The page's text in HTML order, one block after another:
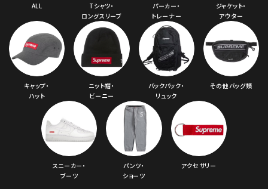
ALL
Tシャツ・
ロングスリーブ
パーカー・
トレーナー
ジャケット・
アウター
キャップ・
ハット
ニット帽・
ビーニー
バックパック・
リュック
その他バッグ類
スニーカー・
ブーツ
パンツ・
ショーツ
アクセサリー